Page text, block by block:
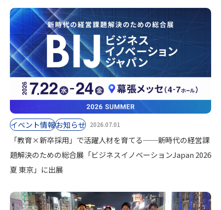
イベント情報お知らせ 2026.07.01
「教育×新卒採用」で活躍人材を育てる──新時代の経営課
題解決のための総合展「ビジネスイノベーションJapan 2026
夏 東京」に出展